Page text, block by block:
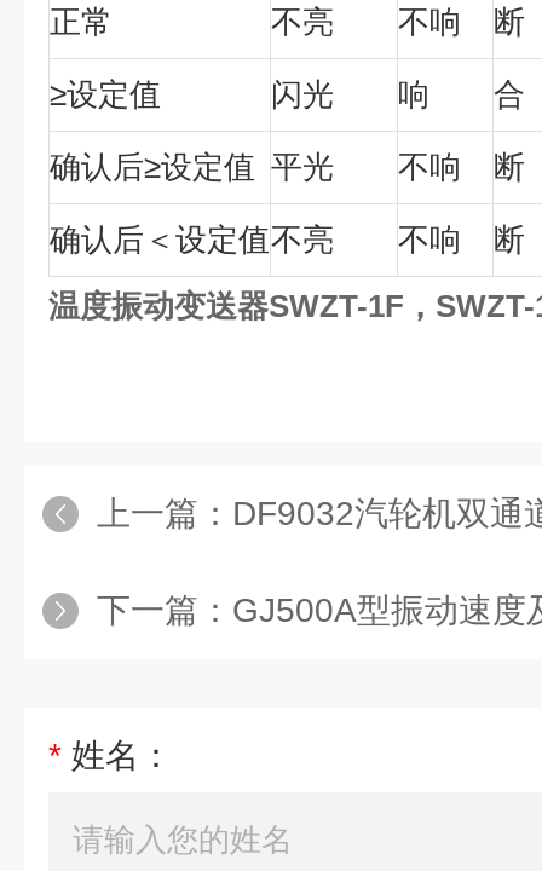
正常
不亮 不响
断
≥设定值
闪光 响
合
确认后≥设定值 平光 不响
断
确认后＜设定值不亮 不响
断
温度振动变送器SWZT-1F，
上一篇： DF9032汽轮机双通
下一篇： GJ500A型振动速度
* 姓名：